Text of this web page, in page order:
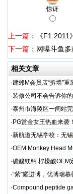
惊讶
上一篇：
《F1
下一篇： 网曝斗鱼
相关文章
·建邺M会员店“拆墙”
·装修公司不会告诉你
·泰州市海陵区一闸站
· PG赏金女王热血来袭
·新航道无锡学校：无
·OEM Monkey Head
aps
·碳酸镁钙 柠檬酸OEM
制
·“紫”耀进博，优博瑞
·Compound peptide